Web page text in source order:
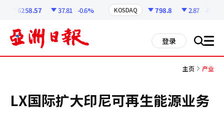
6258.57 37.81 -0.6% KOSDAQ 798.8 2.87 -0.36%
登录 搜 all
主页 产业
LX国际扩大印尼可再生能源业务